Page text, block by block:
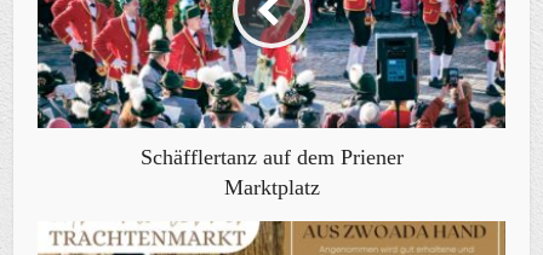
Schäfflertanz auf dem Priener
Marktplatz